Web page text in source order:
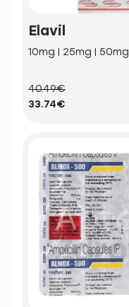
Elavil
10mg | 25mg | 50mg
40.49€
33.74€